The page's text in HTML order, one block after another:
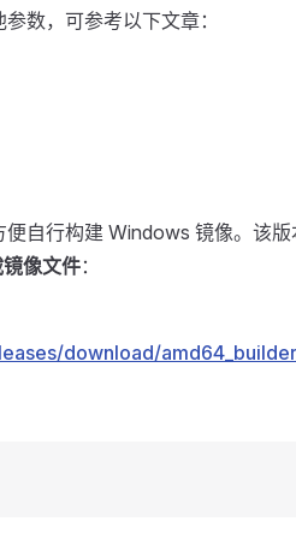
数，可参考以下文章：
自行构建 Windows 镜像。该
像文件：
download/